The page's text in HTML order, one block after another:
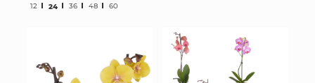
ГОРШКИ И КАШПО
ГРУНТЫ И УДОБРЕНИЯ
12 24 36 48 60